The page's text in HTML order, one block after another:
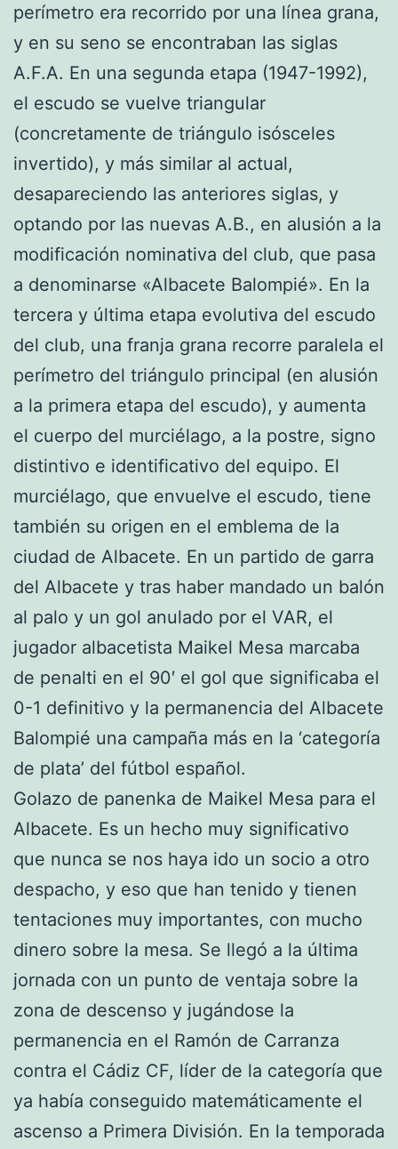
perímetro era recorrido por una línea grana,
y en su seno se encontraban las siglas
A.F.A. En una segunda etapa (1947-1992),
el escudo se vuelve triangular
(concretamente de triángulo isósceles
invertido), y más similar al actual,
desapareciendo las anteriores siglas, y
optando por las nuevas A.B., en alusión a la
modificación nominativa del club, que pasa
a denominarse «Albacete Balompié». En la
tercera y última etapa evolutiva del escudo
del club, una franja grana recorre paralela el
perímetro del triángulo principal (en alusión
a la primera etapa del escudo), y aumenta
el cuerpo del murciélago, a la postre, signo
distintivo e identificativo del equipo. El
murciélago, que envuelve el escudo, tiene
también su origen en el emblema de la
ciudad de Albacete. En un partido de garra
del Albacete y tras haber mandado un balón
al palo y un gol anulado por el VAR, el
jugador albacetista Maikel Mesa marcaba
de penalti en el 90′ el gol que significaba el
0-1 definitivo y la permanencia del Albacete
Balompié una campaña más en la ‘categoría
de plata’ del fútbol español.
Golazo de panenka de Maikel Mesa para el
Albacete. Es un hecho muy significativo
que nunca se nos haya ido un socio a otro
despacho, y eso que han tenido y tienen
tentaciones muy importantes, con mucho
dinero sobre la mesa. Se llegó a la última
jornada con un punto de ventaja sobre la
zona de descenso y jugándose la
permanencia en el Ramón de Carranza
contra el Cádiz CF, líder de la categoría que
ya había conseguido matemáticamente el
ascenso a Primera División. En la temporada